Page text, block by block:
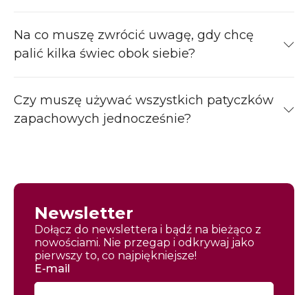
Na co muszę zwrócić uwagę, gdy chcę
palić kilka świec obok siebie?
Czy muszę używać wszystkich patyczków
zapachowych jednocześnie?
Newsletter
Dołącz do newslettera i bądź na bieżąco z
nowościami. Nie przegap i odkrywaj jako
pierwszy to, co najpiękniejsze!
E-mail